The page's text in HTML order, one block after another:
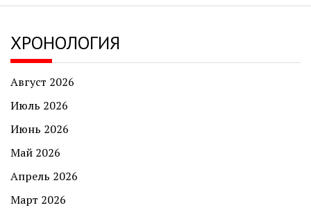
ХРОНОЛОГИЯ
Август 2026
Июль 2026
Июнь 2026
Май 2026
Апрель 2026
Март 2026